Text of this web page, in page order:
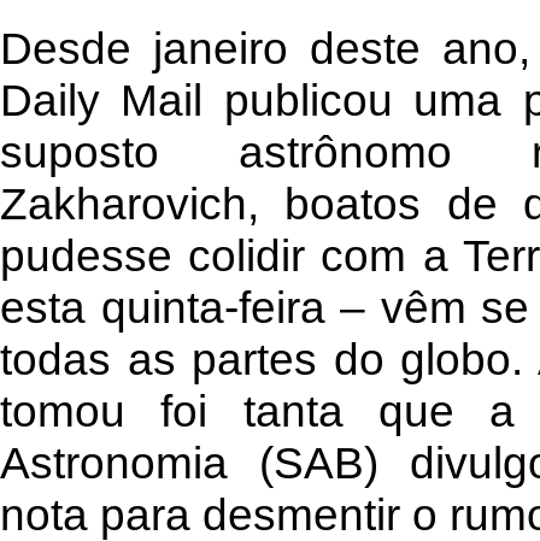
Desde janeiro deste
Daily Mail publicou uma
suposto astrônomo
Zakharovich, boatos de
pudesse colidir com a
esta quinta-feira – vêm
todas as partes do
tomou foi tanta que
Astronomia (SAB)
nota para desmentir o